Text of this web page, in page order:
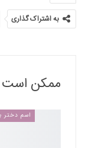
به اشتراک گذاری
ممکن است
اسم دختر